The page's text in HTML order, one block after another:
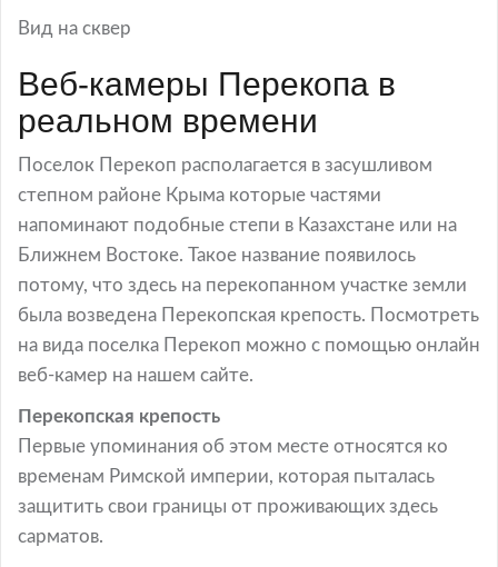
Вид на сквер
Веб-камеры Перекопа в
реальном времени
Поселок Перекоп располагается в засушливом
степном районе Крыма которые частями
напоминают подобные степи в Казахстане или на
Ближнем Востоке. Такое название появилось
потому, что здесь на перекопанном участке земли
была возведена Перекопская крепость. Посмотреть
на вида поселка Перекоп можно с помощью онлайн
веб-камер на нашем сайте.
Перекопская крепость
Первые упоминания об этом месте относятся ко
временам Римской империи, которая пыталась
защитить свои границы от проживающих здесь
сарматов.